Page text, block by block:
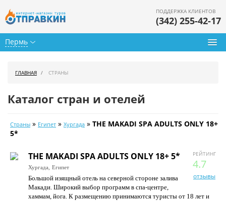
Пермь
ПОДДЕРЖКА КЛИЕНТОВ
(342) 255-42-17
Календарь туров
Цены дня
Страны
Как купить
ГЛАВНАЯ СТРАНЫ
Каталог стран и отелей
Страны » Египет » Хургада » THE MAKADI SPA ADULTS ONLY 18+
5*
РЕЙТИНГ
4.7
отзывы
THE MAKADI SPA ADULTS ONLY 18+ 5*
Хургада, Египет
Большой изящный отель на северной стороне залива
Макади. Широкий выбор программ в спа-центре,
хаммам, йога. К размещению принимаются туристы от 18 лет и